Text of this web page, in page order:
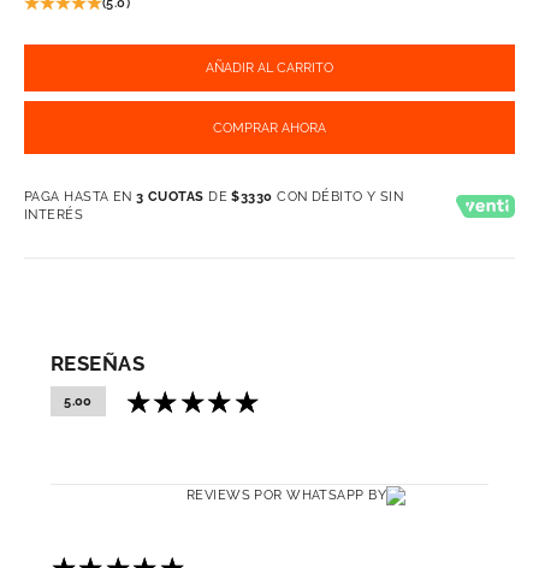
(5.0)
AÑADIR AL CARRITO
COMPRAR AHORA
PAGA HASTA EN3 CUOTAS DE$3330 CON DÉBITO Y SIN
INTERÉS
RESEÑAS
5.00
REVIEWS POR WHATSAPP BY